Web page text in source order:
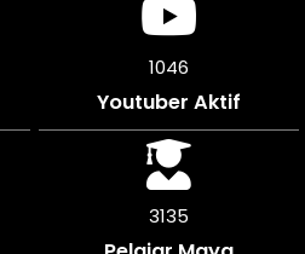
1149
Youtuber Aktif
3447